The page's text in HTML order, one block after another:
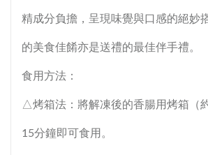
精成分負擔，呈現味覺與口感的絕妙
的美食佳餚亦是送禮的最佳伴手禮。
食用方法：
△烤箱法：將解凍後的香腸用烤箱（
15分鐘即可食用。